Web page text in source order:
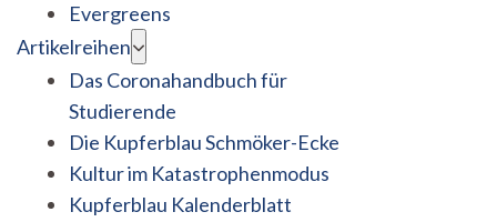
Evergreens
Artikelreihen
Das Coronahandbuch für
Studierende
Die Kupferblau Schmöker-Ecke
Kultur im Katastrophenmodus
Kupferblau Kalenderblatt